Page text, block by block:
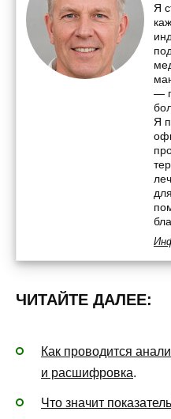
Я
—
Я
ЧИТАЙТЕ ДАЛЕЕ:
Как проводится
и расшифровка.
Что значит